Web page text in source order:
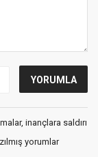
inançlara saldırı
yorumlar